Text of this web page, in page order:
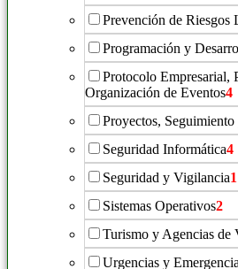
Prevención de Riesgos
Programación y
Protocolo Empresarial,
Organización de Eventos4
Proyectos,
Seguridad Informática4
Seguridad y Vigilancia1
Sistemas Operativos2
Turismo y Agencias de
Urgencias y